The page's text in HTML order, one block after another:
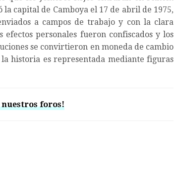
capital de Camboya el 17 de abril de 1975,
a campos de trabajo y con la clara
personales fueron confiscados y los
se convirtieron en moneda de cambio
historia es representada mediante figuras
nuestros foros!